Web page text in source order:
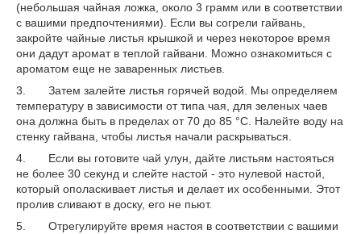
(небольшая чайная ложка, около 3 грамм или в соответствии
с вашими предпочтениями). Если вы согрели гайвань,
закройте чайные листья крышкой и через некоторое время
они дадут аромат в теплой гайвани. Можно ознакомиться с
ароматом еще не заваренных листьев.
3. Затем залейте листья горячей водой. Мы определяем
температуру в зависимости от типа чая, для зеленых чаев
она должна быть в пределах от 70 до 85 °С. Налейте воду на
стенку гайвана, чтобы листья начали раскрываться.
4. Если вы готовите чай улун, дайте листьям настояться
не более 30 секунд и слейте настой - это нулевой настой,
который ополаскивает листья и делает их особенными. Этот
пролив сливают в доску, его не пьют.
5. Отрегулируйте время настоя в соответствии с вашими